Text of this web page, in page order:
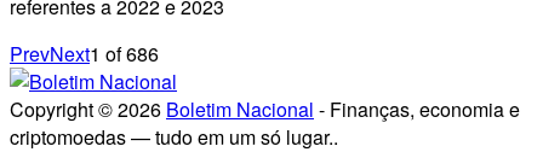
referentes a 2022 e 2023
PrevNext1 of686
Copyright © 2026 Boletim Nacional - Finanças, economia e
criptomoedas — tudo em um só lugar..